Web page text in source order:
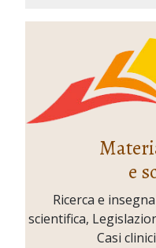
e
Ricerca e
scientifica,
Casi